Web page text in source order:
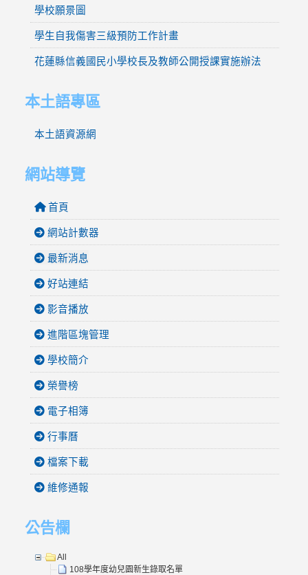
學校願景圖
學生自我傷害三級預防工作計畫
花蓮縣信義國民小學校長及教師公開授課實施辦法
本土語專區
本土語資源網
網站導覽
首頁
網站計數器
最新消息
好站連結
影音播放
進階區塊管理
學校簡介
榮譽榜
電子相簿
行事曆
檔案下載
維修通報
公告欄
All
108學年度幼兒園新生錄取名單